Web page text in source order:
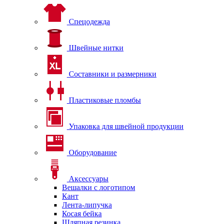
Спецодежда
Швейные нитки
Составники и размерники
Пластиковые пломбы
Упаковка для швейной продукции
Оборудование
Аксессуары
Вешалки с логотипом
Кант
Лента-липучка
Косая бейка
Шляпная резинка